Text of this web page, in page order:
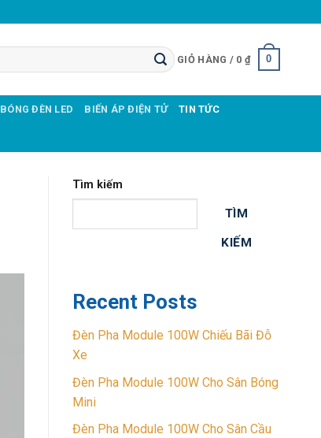
GIỎ HÀNG / 0 ₫ 0
BÓNG ĐÈN LED BIẾN ÁP ĐIỆN TỬ TIN TỨC
Tìm kiếm
TÌM
KIẾM
Recent Posts
Đèn Pha Module 100W Chiếu Bãi Đỗ
Xe
Đèn Pha Module 100W Cho Sân Bóng
Mini
Đèn Pha Module 100W Cho Sân Cầu